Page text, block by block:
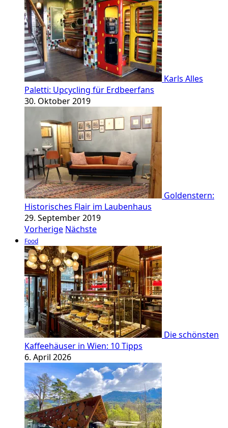
Karls Alles
Paletti: Upcycling für Erdbeerfans
30. Oktober 2019
Goldenstern:
Historisches Flair im Laubenhaus
29. September 2019
Vorherige Nächste
Food
Die schönsten
Kaffeehäuser in Wien: 10 Tipps
6. April 2026